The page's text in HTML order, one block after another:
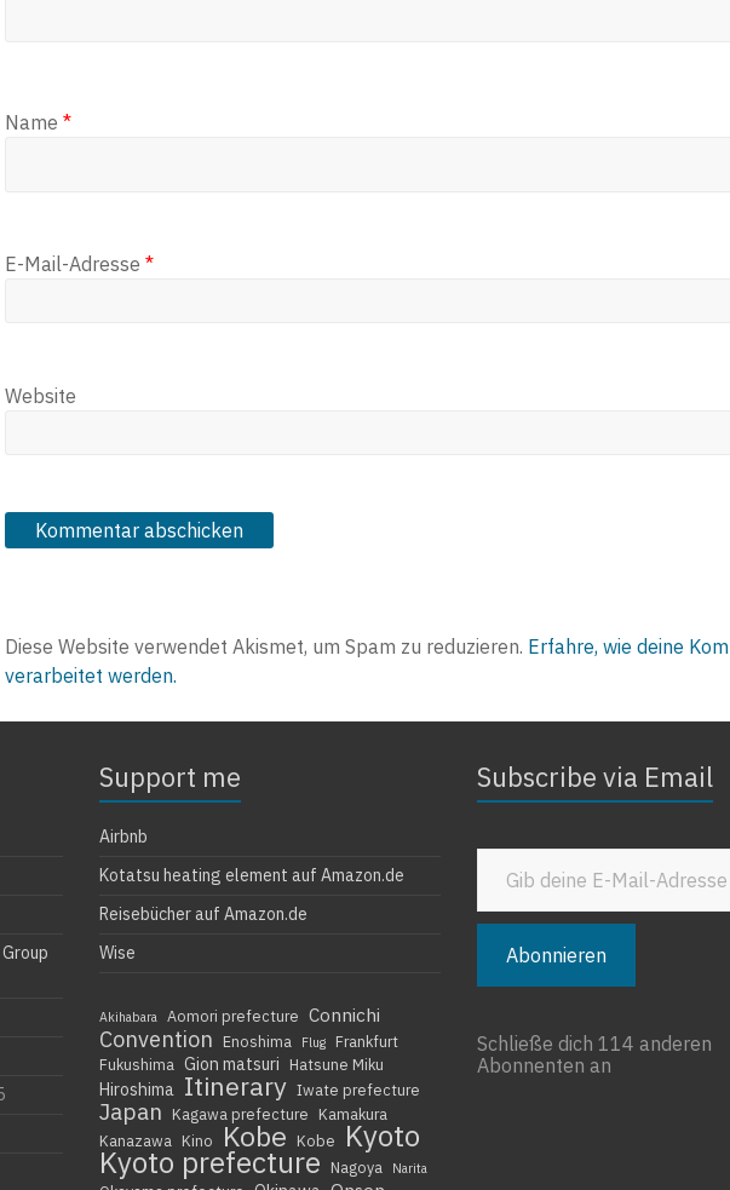
Name *
E-Mail-Adresse *
Website
Diese Website verwendet Akismet, um Spam zu reduzieren. Erfahre, wie deine
verarbeitet werden.
Support me
Airbnb
Kotatsu heating element auf Amazon.de
Reisebücher auf Amazon.de
Wise
Akihabara Aomori prefecture Connichi
Convention Enoshima Flug
Frankfurt
Fukushima Gion matsuri Hatsune Miku
Hiroshima Itinerary Iwate prefecture
Japan Kagawa prefecture
Kamakura
Kanazawa
Kino Kobe Kobe Kyoto
Kyoto prefecture Nagoya Narita
Subscribe via Email
Gib deine E-Mail-Adresse ein ...
Abonnieren
Schließe dich 114 anderen
Abonnenten an